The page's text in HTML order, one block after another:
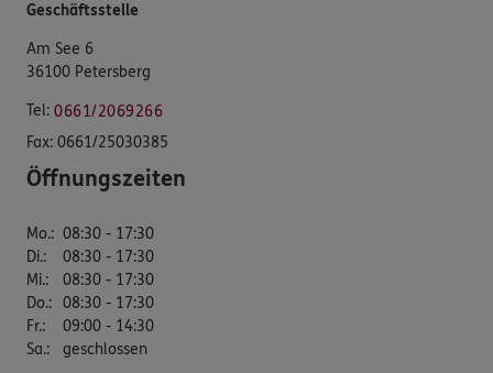
Geschäftsstelle
Am See 6
36100 Petersberg
Tel: 0661/2069266
Fax: 0661/25030385
Öffnungszeiten
Mo.: 08:30 - 17:30
Di.:
08:30 - 17:30
Mi.:
08:30 - 17:30
Do.: 08:30 - 17:30
Fr.:
09:00 - 14:30
Sa.: geschlossen